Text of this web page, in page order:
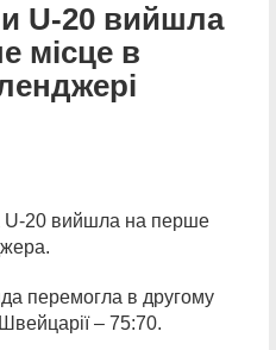
U-20 вийшла
місце в
U-20 вийшла на перше
перемогла в другому
– 75:70.